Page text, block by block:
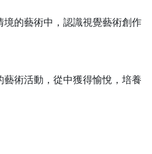
的藝術中，認識視覺藝術創作
術活動，從中獲得愉悅，培養